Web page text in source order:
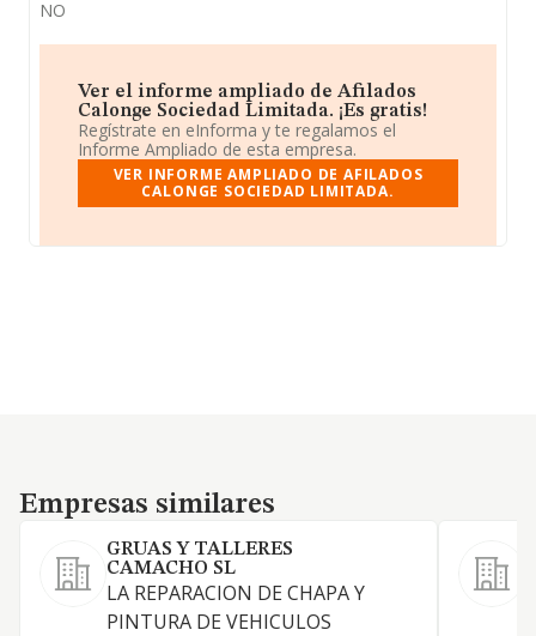
NO
Ver el informe ampliado de Afilados
Calonge Sociedad Limitada. ¡Es gratis!
Regístrate en eInforma y te regalamos el
Informe Ampliado de esta empresa.
VER INFORME AMPLIADO DE AFILADOS
CALONGE SOCIEDAD LIMITADA.
Empresas similares
Empresas similares
GRUAS Y TALLERES
CAMACHO SL
LA REPARACION DE CHAPA Y
PINTURA DE VEHICULOS